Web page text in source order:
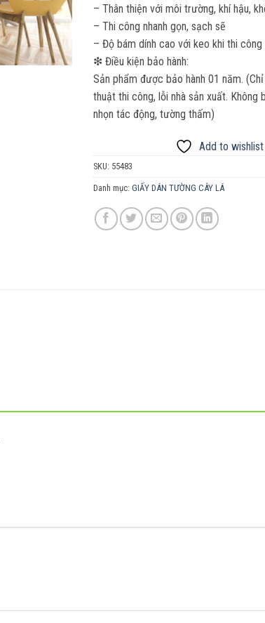
– Thân thiện với môi trường, khí hậu,
– Thi công nhanh gọn, sạch sẽ
– Độ bám dính cao với keo khi thi công
❇ Điều kiện bảo hành:
Sản phẩm được bảo hành 01 năm.
thuật thi công, lỗi nhà sản xuất. Không
nhọn tác động, tường thấm)
Add to wishlist
SKU: 55483
Danh mục: GIẤY DÁN TƯỜNG CÂY LÁ